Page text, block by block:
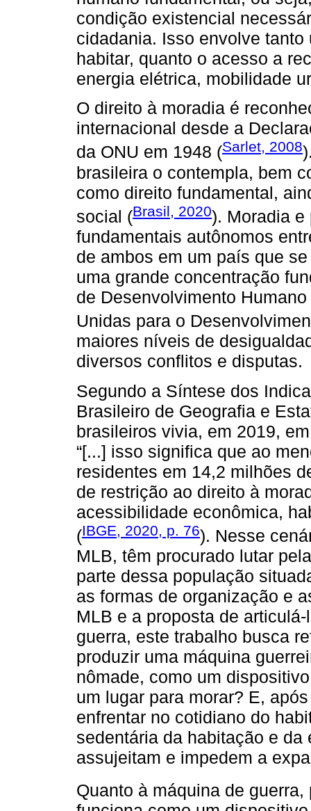
condição existencial
cidadania. Isso envolve
habitar, quanto o acesso a
energia elétrica, mobilidade
O direito à moradia é
internacional desde a
da ONU em 1948 (Sarlet, 2008
brasileira o contempla, bem
como direito fundamental,
social (Brasil, 2020). Moradia e
fundamentais autônomos
de ambos em um país que
uma grande concentração
de Desenvolvimento
Unidas para o
maiores níveis de
diversos conflitos e disputas.
Segundo a Síntese dos
Brasileiro de Geografia e
brasileiros vivia, em 2019,
“[...] isso significa que ao
residentes em 14,2 milhões
de restrição ao direito à
acessibilidade econômica,
(IBGE, 2020, p. 76). Nesse
MLB, têm procurado lutar
parte dessa população
as formas de organização e
MLB e a proposta de
guerra, este trabalho busca
produzir uma máquina
nômade, como um
um lugar para morar? E,
enfrentar no cotidiano do
sedentária da habitação e
assujeitam e impedem a
Quanto à máquina de